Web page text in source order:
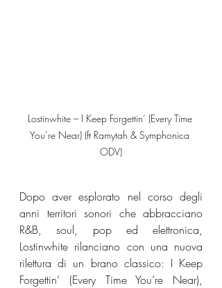
Lostinwhite – I Keep Forgettin’ (Every Time
You’re Near) (ft Ramytah & Symphonica
ODV)
Dopo aver esplorato nel corso degli
anni territori sonori che abbracciano
R&B, soul, pop ed elettronica,
Lostinwhite rilanciano con una nuova
rilettura di un brano classico: I Keep
Forgettin’ (Every Time You’re Near),